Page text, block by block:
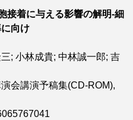
接着に与える影響の解明-細
向け
-
; 小林成貴; 中林誠一郎; 吉
会講演予稿集(CD-ROM),